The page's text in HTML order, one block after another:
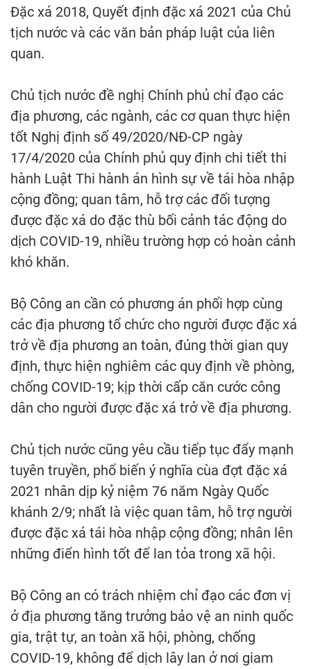
Đặc xá 2018, Quyết định đặc xá 2021 của Chủ
tịch nước và các văn bản pháp luật của liên
quan.
Chủ tịch nước đề nghị Chính phủ chỉ đạo các
địa phương, các ngành, các cơ quan thực hiện
tốt Nghị định số 49/2020/NĐ-CP ngày
17/4/2020 của Chính phủ quy định chi tiết thi
hành Luật Thi hành án hình sự về tái hòa nhập
cộng đồng; quan tâm, hỗ trợ các đối tượng
được đặc xá do đặc thù bối cảnh tác động do
dịch COVID-19, nhiều trường hợp có hoàn cảnh
khó khăn.
Bộ Công an cần có phương án phối hợp cùng
các địa phương tổ chức cho người được đặc xá
trở về địa phương an toàn, đúng thời gian quy
định, thực hiện nghiêm các quy định về phòng,
chống COVID-19; kịp thời cấp căn cước công
dân cho người được đặc xá trở về địa phương.
Chủ tịch nước cũng yêu cầu tiếp tục đẩy mạnh
tuyên truyền, phổ biến ý nghĩa cùa đợt đặc xá
2021 nhân dịp kỷ niệm 76 năm Ngày Quốc
khánh 2/9; nhất là việc quan tâm, hỗ trợ người
được đặc xá tái hòa nhập cộng đồng; nhân lên
những điển hình tốt để lan tỏa trong xã hội.
Bộ Công an có trách nhiệm chỉ đạo các đơn vị
ở địa phương tăng trưởng bảo vệ an ninh quốc
gia, trật tự, an toàn xã hội, phòng, chống
COVID-19, không để dịch lây lan ở nơi giam